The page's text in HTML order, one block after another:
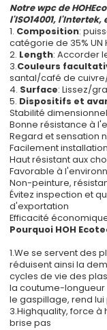
Notre wpc de
l'ISO14001, l'Intertek,
1. Composition:
catégorie de 35% UN
2. Length: Accorder
3.Couleurs
santal/café de
4. Surface: Lissez/
5. Dispositifs et
Stabilité
Bonne résistance à
Regard et sensation
Facilement
Haut résistant aux
Favorable à
Non-peinture,
Évitez inspection et
d'exportation
Efficacité
Pourquoi HOH
1.We se servent des
réduisent ainsi la
cycles de vie des
la coutume-longueur
le gaspillage, rend
3.Highquality, force
brise pas